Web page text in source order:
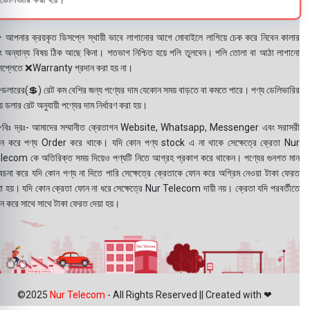
ক্রয়কৃত ডিসপ্লে স্থায়ী ভাবে লাগানোর আগে মোবাইলে লাগিয়ে চেক করে নিবেন কালার
অন্যান্য বিষয় ঠিক আছে কিনা। শতভাগ নিশ্চিত হয়ে পলি তুলবেন। পলি তোলা বা আঠা লাগানো
❌Warranty প্রদান করা হয় না।
রেট কম বেশির জন্য পণ্যের দাম যেকোন সময় বাড়তে বা কমতে পারে। পণ্য ডেলিভারির
ডলার রেট অনুযায়ী পণ্যের দাম নির্ধারণ করা হয়।
দ্রঃ- আমাদের সম্মানীত ক্রেতাগন Website, Whatsapp, Messenger এবং সরাসরী
করে পণ্য Order করে থাকে। যদি কোন পণ্য stock এ না থাকে সেক্ষেত্রে ক্রেতা Nur
কে অতিরিক্ত সময় দিয়েও পণ্যটি নিতে আগ্রহ প্রকাশ করে থাকেন। পণ্যের গুনগত মান
করে যদি কোন পণ্য না দিতে পারি সেক্ষেত্রে ক্রেতাকে ফোন করে অগ্রিম নেওয়া টাকা ফেরত
হয়। যদি কোন ক্রেতা ফোন না ধরে সেক্ষেত্রে Nur Telecom দায়ী নয়। ক্রেতা যদি পরবর্তীতে
করে সাথে সাথে টাকা ফেরত দেয়া হয়।
©2025 Nur Telecom - All Rights Reserved || Created with ❤